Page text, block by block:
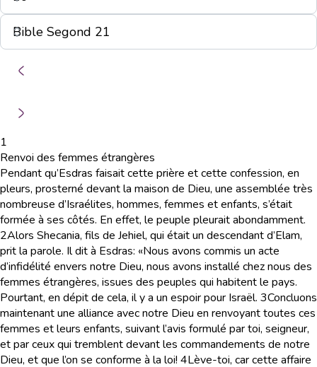
1
Renvoi des femmes étrangères
Pendant qu’Esdras faisait cette prière et cette confession, en
pleurs, prosterné devant la maison de Dieu, une assemblée très
nombreuse d’Israélites, hommes, femmes et enfants, s’était
formée à ses côtés. En effet, le peuple pleurait abondamment.
2Alors Shecania, fils de Jehiel, qui était un descendant d’Elam,
prit la parole. Il dit à Esdras: «Nous avons commis un acte
d’infidélité envers notre Dieu, nous avons installé chez nous des
femmes étrangères, issues des peuples qui habitent le pays.
Pourtant, en dépit de cela, il y a un espoir pour Israël. 3Concluons
maintenant une alliance avec notre Dieu en renvoyant toutes ces
femmes et leurs enfants, suivant l’avis formulé par toi, seigneur,
et par ceux qui tremblent devant les commandements de notre
Dieu, et que l’on se conforme à la loi! 4Lève-toi, car cette affaire